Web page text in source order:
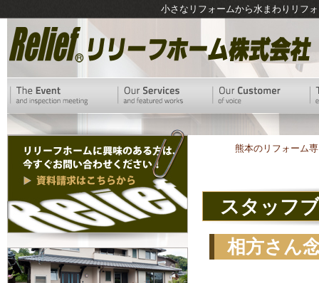
小さなリフォームから水まわりリフ
熊本のリフォーム
スタッフ
相方さん